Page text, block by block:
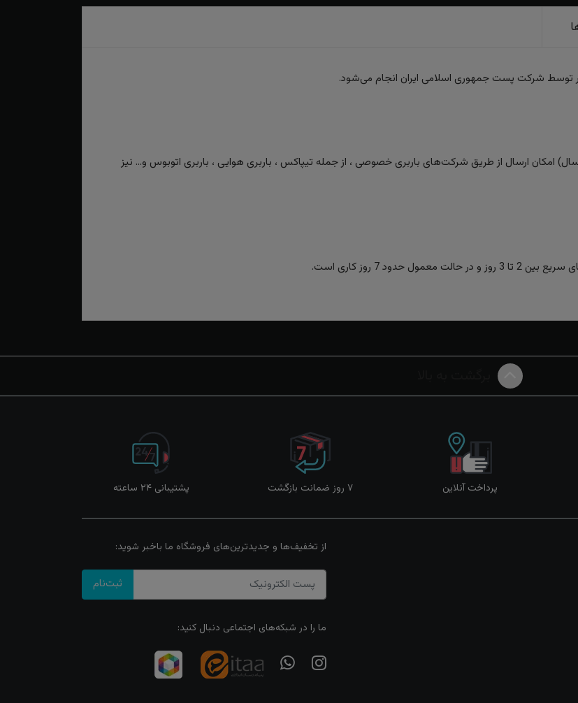
توسط شرکت پست جمهوری اسلامی ایران انجام می‌شود.
امکان ارسال از طریق شرکت‌های باربری خصوصی ، از جمله تیپاکس ، باربری هوایی ، باربری اتوبوس و... نیز
7 روز کاری است.
پرداخت آنلاین ۷ روز ضمانت بازگشت پشتیبانی ۲۴ ساعته
از تخفیف‌ها و جدیدترین‌های فروشگاه ما باخبر شوید:
ثبت‌نام
ما را در شبکه‌های اجتماعی دنبال کنید: